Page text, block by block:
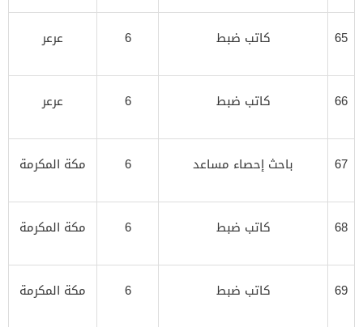
65 كاتب ضبط 6 عرعر
66 كاتب ضبط 6 عرعر
67 باحث إحصاء مساعد 6 مكة المكرمة
68 كاتب ضبط 6 مكة المكرمة
69 كاتب ضبط 6 مكة المكرمة